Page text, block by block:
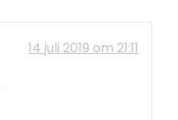
14 juli 2019 om 21:11